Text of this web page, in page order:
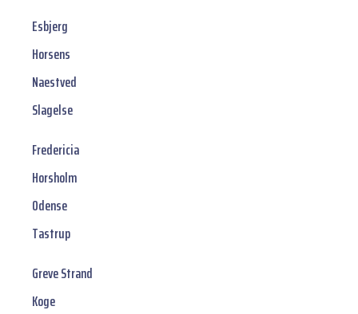
Esbjerg
Horsens
Naestved
Slagelse
Fredericia
Horsholm
Odense
Tastrup
Greve Strand
Koge